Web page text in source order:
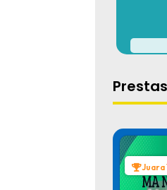
Juara